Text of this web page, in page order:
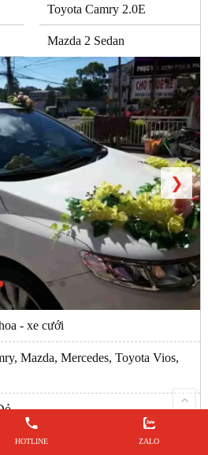
Toyota Camry 2.0E
Mazda 2 Sedan
❯
- xe cưới
Mazda, Mercedes, Toyota Vios,
HOTLINE ZALO